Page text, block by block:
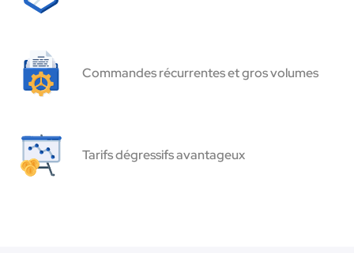
Commandes récurrentes et gros volumes
Tarifs dégressifs avantageux